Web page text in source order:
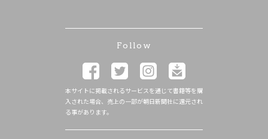
Follow
本サイトに掲載されるサービスを通じて書籍等を購
入された場合、売上の一部が朝日新聞社に還元され
る事があります。